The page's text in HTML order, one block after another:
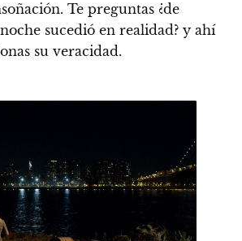
Te preguntas ¿de
sucedió en realidad? y ahí
su veracidad.